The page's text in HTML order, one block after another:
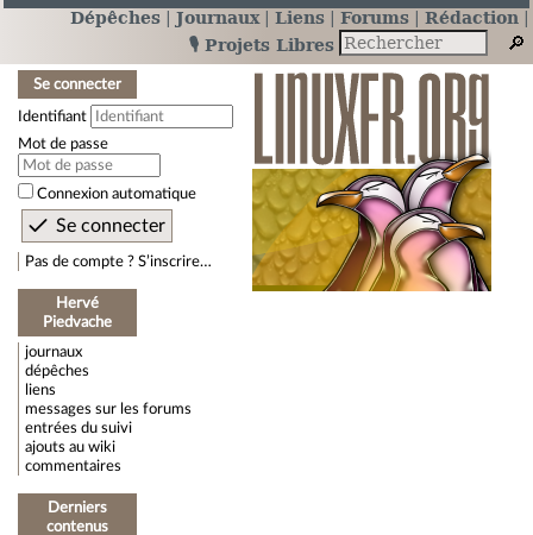
Dépêches Journaux Liens Forums
Rédaction
🎙️ Projets Libres
Se connecter
Identifiant
Mot de passe
Connexion automatique
Pas de compte ? S’inscrire…
Hervé
Piedvache
journaux
dépêches
liens
messages sur les forums
entrées du suivi
ajouts au wiki
commentaires
Derniers
contenus